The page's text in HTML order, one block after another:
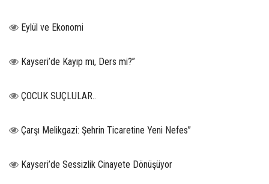
Eylül ve Ekonomi
Kayseri’de Kayıp mı, Ders mi?”
ÇOCUK SUÇLULAR..
Çarşı Melikgazi: Şehrin Ticaretine Yeni Nefes”
Kayseri’de Sessizlik Cinayete Dönüşüyor